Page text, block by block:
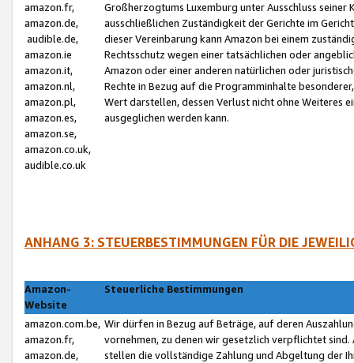
amazon.fr,
amazon.de,
audible.de,
amazon.ie
amazon.it,
amazon.nl,
amazon.pl,
amazon.es,
amazon.se,
amazon.co.uk,
audible.co.uk
Großherzogtums Luxemburg unter Ausschluss
ausschließlichen Zuständigkeit der Gerichte im
dieser Vereinbarung kann Amazon bei einem
Rechtsschutz wegen einer tatsächlichen oder
Amazon oder einer anderen natürlichen oder
Rechte in Bezug auf die Programminhalte
Wert darstellen, dessen Verlust nicht ohne Weiteres
ausgeglichen werden kann.
ANHANG 3: STEUERBESTIMMUNGEN FÜR DIE
Amazon-
Website
Steuerliche Bestimmungen
amazon.com.be,
amazon.fr,
amazon.de,
Wir dürfen in Bezug auf Beträge, auf deren
vornehmen, zu denen wir gesetzlich verpflichtet
stellen die vollständige Zahlung und Abgeltung der